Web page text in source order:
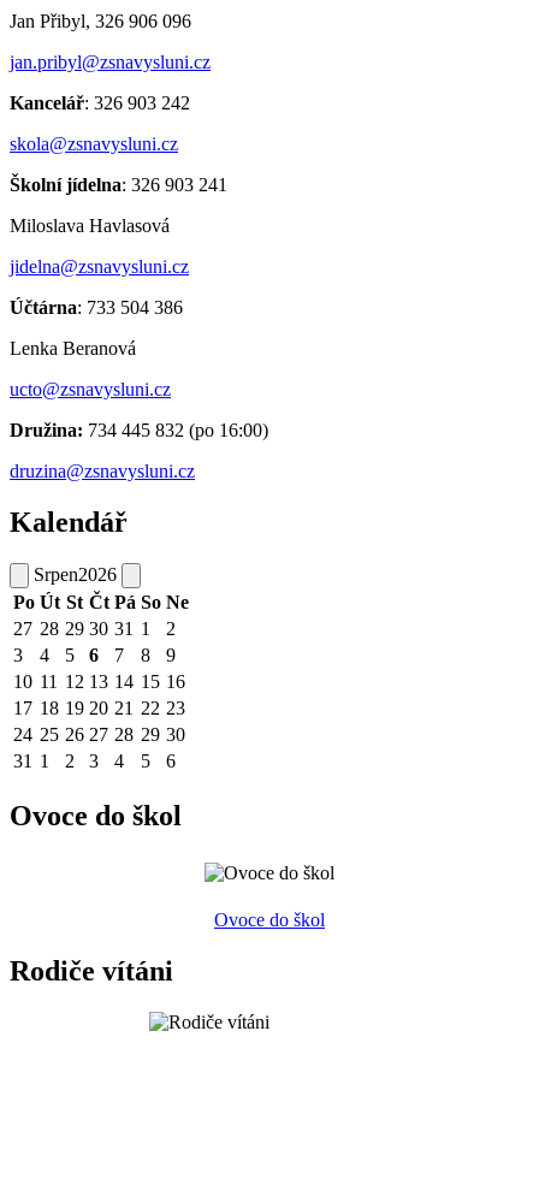
Jan Přibyl, 326 906 096
jan.pribyl@zsnavysluni.cz
Kancelář: 326 903 242
skola@zsnavysluni.cz
Školní jídelna: 326 903 241
Miloslava Havlasová
jidelna@zsnavysluni.cz
Účtárna: 733 504 386
Lenka Beranová
ucto@zsnavysluni.cz
Družina: 734 445 832 (po 16:00)
druzina@zsnavysluni.cz
Kalendář
Srpen2026
Po Út St Čt Pá So Ne
27 28 29 30 31 1
2
3
4 5 6 7 8
9
10 11 12 13 14 15 16
17 18 19 20 21 22 23
24 25 26 27 28 29 30
31 1 2 3 4 5 6
Ovoce do škol
Ovoce do škol
Rodiče vítáni